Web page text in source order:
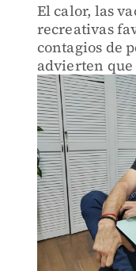
El calor, las
recreativas
contagios de
advierten
relacionado
el uso de
o insecticida